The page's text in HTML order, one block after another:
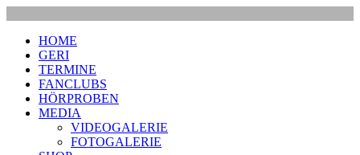
HOME
GERI
TERMINE
FANCLUBS
HÖRPROBEN
MEDIA
VIDEOGALERIE
FOTOGALERIE